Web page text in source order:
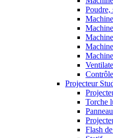
Poudre,
Projecteur
Torche
Flash